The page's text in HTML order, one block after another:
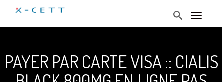
T
e
n
a
v
PAYER PAR CARTE VISA :: CIALIS